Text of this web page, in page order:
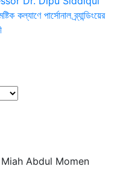
কল্যাণে পার্সোনাল ব্র্যান্ডিংয়ের
Abdul Momen